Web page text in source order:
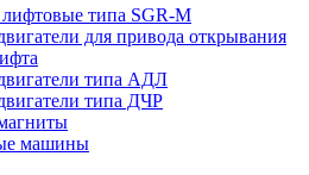
типа SGR-M
для привода открывания
типа АДЛ
типа ДЧР
машины